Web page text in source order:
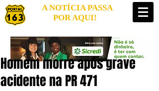
A NOTÍCIA PASSA
POR AQUI!
Homem morre após grave
acidente na PR 471